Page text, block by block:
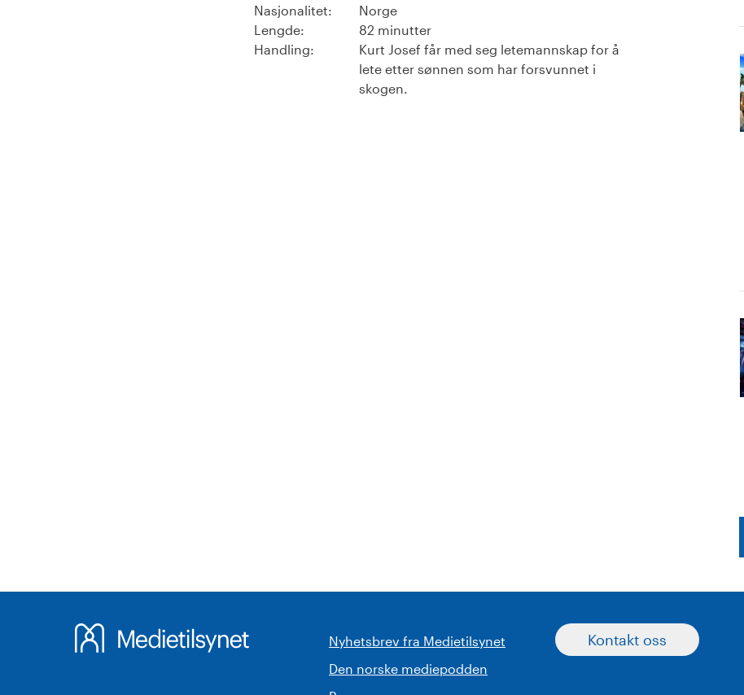
Nasjonalitet:
Norge
Lengde:
82 minutter
Handling:
Kurt Josef får med seg letemannskap for å
lete etter sønnen som har forsvunnet i
skogen.
Nyhetsbrev fra Medietilsynet
Den norske mediepodden
Kontakt oss